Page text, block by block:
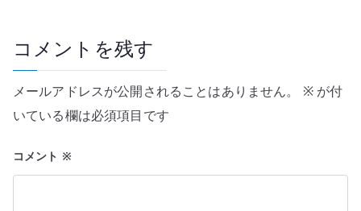
ー
シ
ョ
ン
コメントを残す
メールアドレスが公開されることはありません。 ※が付
いている欄は必須項目です
コメント ※